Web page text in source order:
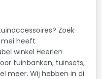
Zoek
mei heeft
winkel Heerlen
tuinbanken, tuinsets,
meer. Wij hebben in di